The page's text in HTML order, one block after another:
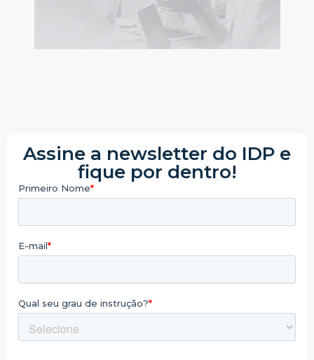
Assine a newsletter do IDP e
fique por dentro!